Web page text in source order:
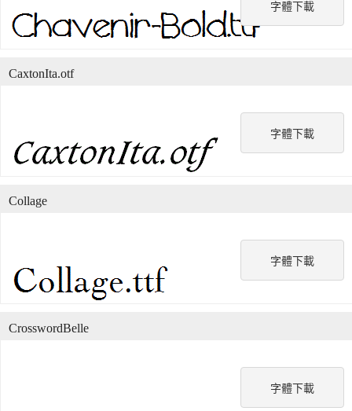
字體下載
字體下載
CaxtonIta.otf
字體下載
Collage
字體下載
CrosswordBelle